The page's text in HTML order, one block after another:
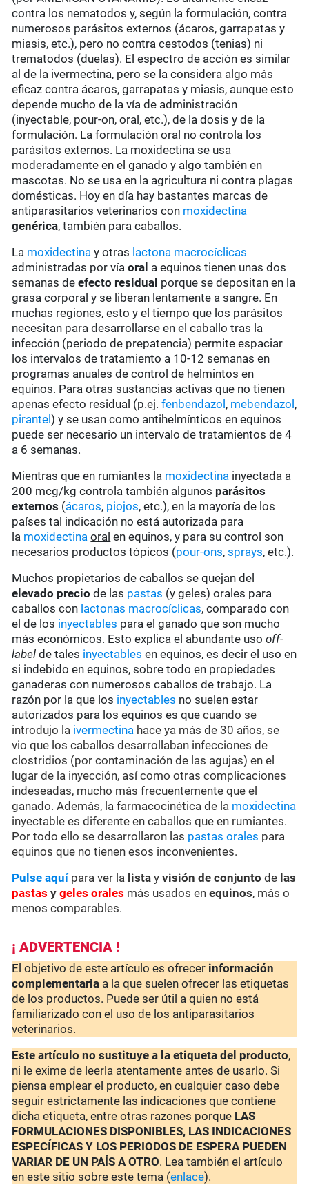
contra los nematodos y, según la formulación, contra
numerosos parásitos externos (ácaros, garrapatas y
miasis, etc.), pero no contra cestodos (tenias) ni
trematodos (duelas). El espectro de acción es similar
al de la ivermectina, pero se la considera algo más
eficaz contra ácaros, garrapatas y miasis, aunque esto
depende mucho de la vía de administración
(inyectable, pour-on, oral, etc.), de la dosis y de la
formulación. La formulación oral no controla los
parásitos externos. La moxidectina se usa
moderadamente en el ganado y algo también en
mascotas. No se usa en la agricultura ni contra plagas
domésticas. Hoy en día hay bastantes marcas de
antiparasitarios veterinarios con moxidectina
genérica, también para caballos.
La moxidectina y otras lactona macrocíclicas
administradas por víaoral a equinos tienen unas dos
semanas deefecto residual porque se depositan en la
grasa corporal y se liberan lentamente a sangre. En
muchas regiones, esto y el tiempo que los parásitos
necesitan para desarrollarse en el caballo tras la
infección (periodo de prepatencia) permite espaciar
los intervalos de tratamiento a 10-12 semanas en
programas anuales de control de helmintos en
equinos. Para otras sustancias activas que no tienen
apenas efecto residual (p.ej.fenbendazol , mebendazol ,
pirantel) y se usan como antihelmínticos en equinos
puede ser necesario un intervalo de tratamientos de 4
a 6 semanas.
Mientras que en rumiantes la moxidectina inyectada a
200 mcg/kg controla también algunos parásitos
externos (ácaros, piojos, etc.), en la mayoría de los
países tal indicación no está autorizada para
la moxidectina oral en equinos, y para su control son
necesarios productos tópicos (pour-ons,sprays, etc.).
Muchos propietarios de caballos se quejan del
elevado precio de las pastas (y geles) orales para
caballos con lactonas macrocíclicas, comparado con
el de los inyectables para el ganado que son mucho
más económicos. Esto explica el abundante usooff-
label de tales inyectables en equinos, es decir el uso en
si indebido en equinos, sobre todo en propiedades
ganaderas con numerosos caballos de trabajo. La
razón por la que los inyectables no suelen estar
autorizados para los equinos es quecuando se
introdujo la ivermectina hace ya más de 30 años, se
vio que los caballos desarrollaban infecciones de
clostridios (por contaminación de las agujas) en el
lugar de la inyección, así como otras complicaciones
indeseadas, mucho más frecuentemente que el
ganado. Además, la farmacocinética de la moxidectina
inyectable es diferente en caballos que en rumiantes.
Por todo ello se desarrollaron las pastas orales para
equinos que no tienen esos inconvenientes.
Pulse aquípara ver la lista yvisión de conjunto de las
pastas ygeles orales más usados en equinos, más o
menos comparables.
¡ ADVERTENCIA !
El objetivo de este artículo es ofrecer información
complementaria a la que suelen ofrecer las etiquetas
de los productos. Puede ser útil a quien no está
familiarizado con el uso de los antiparasitarios
veterinarios.
Este artículo no sustituye a la etiqueta del producto,
ni le exime de leerla atentamente antes de usarlo. Si
piensa emplear el producto, en cualquier caso debe
seguir estrictamente las indicaciones que contiene
dicha etiqueta, entre otras razones porque LAS
FORMULACIONES DISPONIBLES, LAS INDICACIONES
ESPECÍFICAS Y LOS PERIODOS DE ESPERA PUEDEN
VARIAR DE UN PAÍS A OTRO. Lea también el artículo
en este sitio sobre este tema (enlace).